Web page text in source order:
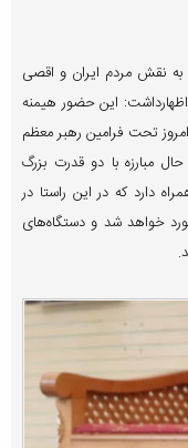
به نقش مردم ایران و اقصی
این حضور هیمنه
تحت فرامین رهبر معظم
مبارزه با دو قدرت بزرگ
دارد که در این راستا در
خواهد شد و دستگاه‌های